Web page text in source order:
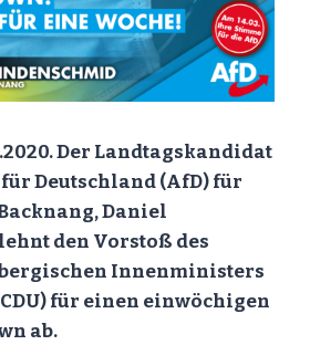
Der Landtagskandidat
Deutschland (AfD) für
Daniel
den Vorstoß des
Innenministers
für einen einwöchigen
ab.